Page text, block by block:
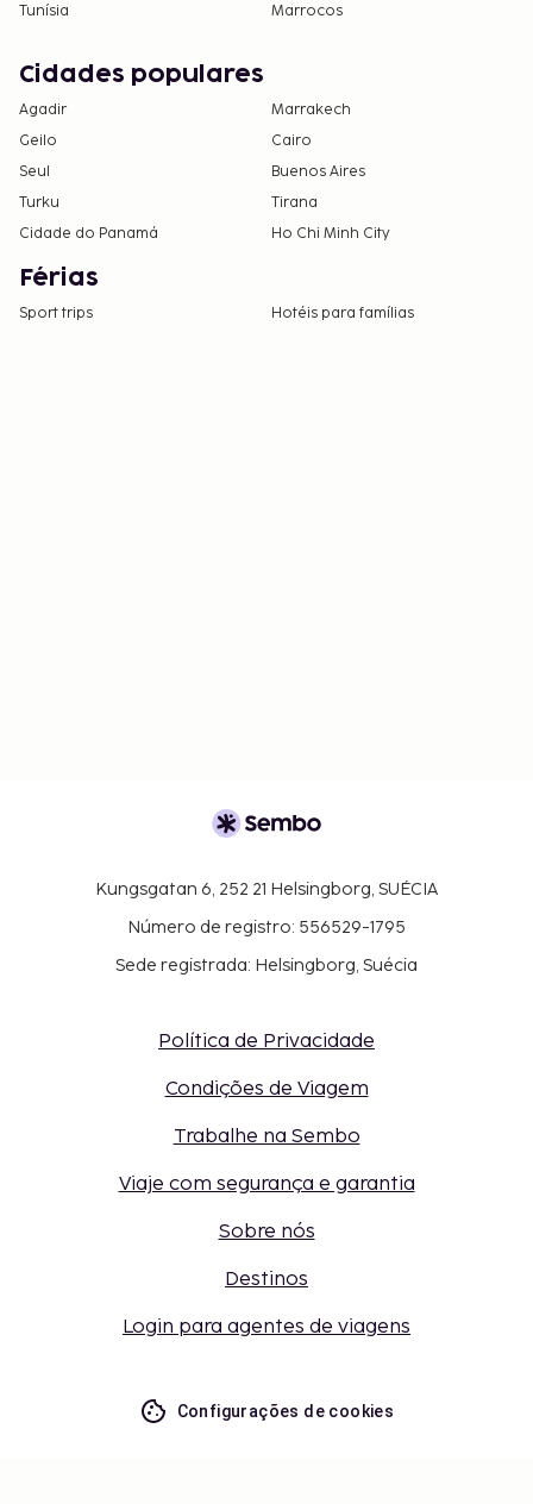
Tunísia
Marrocos
Cidades populares
Agadir
Marrakech
Geilo
Cairo
Seul
Buenos Aires
Turku
Tirana
Cidade do Panamá
Ho Chi Minh City
Férias
Sport trips Hotéis para famílias
Kungsgatan 6, 252 21 Helsingborg, SUÉCIA
Número de registro: 556529-1795
Sede registrada: Helsingborg, Suécia
Política de Privacidade
Condições de Viagem
Trabalhe na Sembo
Viaje com segurança e garantia
Sobre nós
Destinos
Login para agentes de viagens
Configurações de cookies